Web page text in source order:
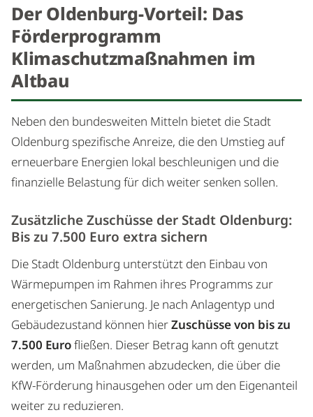
Der Oldenburg-Vorteil: Das
Förderprogramm
Klimaschutzmaßnahmen im
Altbau
Neben den bundesweiten Mitteln bietet die Stadt
Oldenburg spezifische Anreize, die den Umstieg auf
erneuerbare Energien lokal beschleunigen und die
finanzielle Belastung für dich weiter senken sollen.
Zusätzliche Zuschüsse der Stadt Oldenburg:
Bis zu 7.500 Euro extra sichern
Die Stadt Oldenburg unterstützt den Einbau von
Wärmepumpen im Rahmen ihres Programms zur
energetischen Sanierung. Je nach Anlagentyp und
Gebäudezustand können hierZuschüsse von bis zu
7.500 Eurofließen. Dieser Betrag kann oft genutzt
werden, um Maßnahmen abzudecken, die über die
KfW-Förderung hinausgehen oder um den Eigenanteil
weiter zu reduzieren.